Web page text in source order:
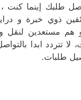
طلبك إينما كنت ،
ذوي خبرة و
و هم مستعدين لنقل
لا تتردد ابدا
طلبات.